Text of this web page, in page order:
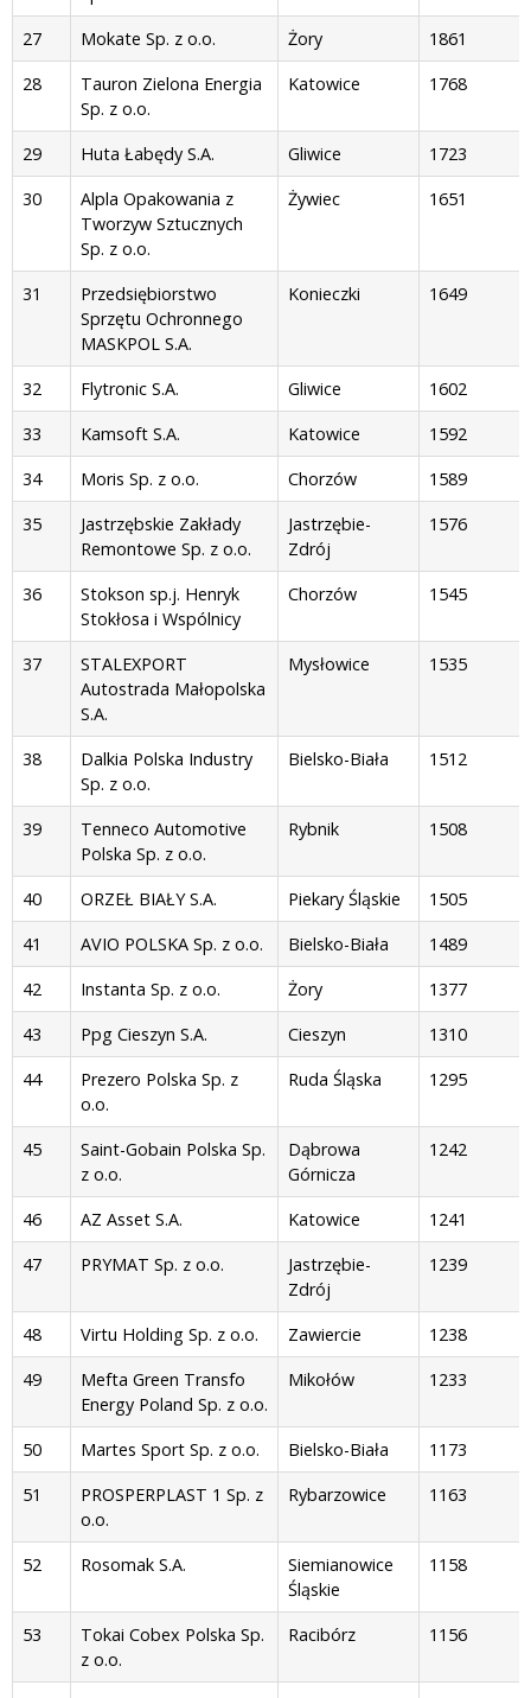
27
Mokate Sp. z o.o. Żory
1861
28
Tauron Zielona Energia
Sp. z o.o.
Katowice 1768
29 Huta Łabędy S.A. Gliwice
1723
30
Alpla Opakowania z
Tworzyw Sztucznych
Sp. z o.o.
Żywiec 1651
31
Przedsiębiorstwo
Sprzętu Ochronnego
MASKPOL S.A.
Konieczki 1649
32 Flytronic S.A. Gliwice
1602
33
Kamsoft S.A. Katowice
1592
34
Moris Sp. z o.o. Chorzów
1589
35
Jastrzębskie Zakłady
Remontowe Sp. z o.o.
Jastrzębie-
Zdrój
1576
36
Stokson sp.j. Henryk
Stokłosa i Wspólnicy
Chorzów 1545
37
STALEXPORT
Autostrada Małopolska
S.A.
Mysłowice 1535
38
Dalkia Polska Industry
Sp. z o.o.
Bielsko-Biała 1512
39
Tenneco Automotive
Polska Sp. z o.o.
Rybnik 1508
40 ORZEŁ BIAŁY S.A. Piekary Śląskie
1505
41
AVIO POLSKA Sp. z o.o. Bielsko-Biała
1489
42
Instanta Sp. z o.o. Żory
1377
43
Ppg Cieszyn S.A. Cieszyn
1310
44
Prezero Polska Sp. z
o.o.
Ruda Śląska 1295
45
Saint-Gobain Polska Sp.
z o.o.
Dąbrowa
Górnicza
1242
46 AZ Asset S.A. Katowice
1241
47
PRYMAT Sp. z o.o.
Jastrzębie-
Zdrój
1239
48 Virtu Holding Sp. z o.o. Zawiercie
1238
49
Mefta Green Transfo
Energy Poland Sp. z o.o.
Mikołów 1233
50 Martes Sport Sp. z o.o. Bielsko-Biała
1173
51
PROSPERPLAST 1 Sp. z
o.o.
Rybarzowice 1163
52 Rosomak S.A.
Siemianowice
Śląskie
1158
53
Tokai Cobex Polska Sp.
z o.o.
Racibórz 1156